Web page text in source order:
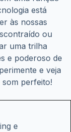
está
às nossas
ou
uma trilha
e poderoso de
e veja
perfeito!
e